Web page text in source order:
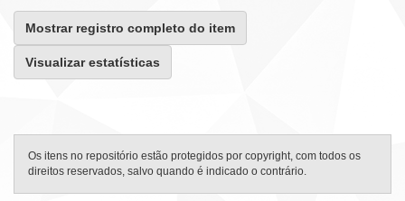
Mostrar registro completo do item
Visualizar estatísticas
Os itens no repositório estão protegidos por copyright, com todos os
direitos reservados, salvo quando é indicado o contrário.